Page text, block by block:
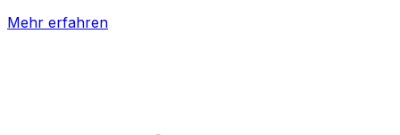
Mehr erfahren